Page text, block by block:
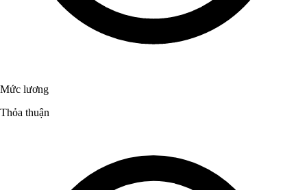
Mức lương
Thỏa thuận